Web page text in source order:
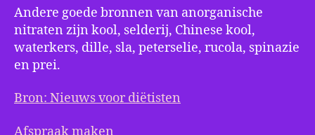
Andere goede bronnen van anorganische
nitraten zijn kool, selderij, Chinese kool,
waterkers, dille, sla, peterselie, rucola, spinazie
en prei.
Bron: Nieuws voor diëtisten